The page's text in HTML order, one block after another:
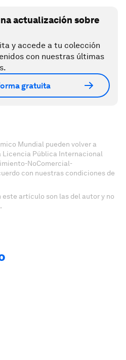
actualización sobre
y accede a tu colección
con nuestras últimas
gratuita
Mundial pueden volver a
Licencia Pública Internacional
NoComercial-
con nuestras condiciones de
este artículo son las del autor y no